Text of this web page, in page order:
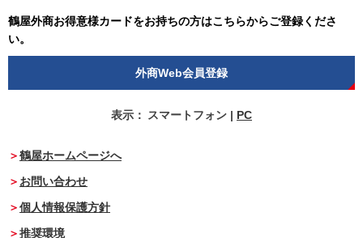
鶴屋外商お得意様カードをお持ちの方はこちらからご登録くださ
い。
外商Web会員登録
表示： スマートフォン | PC
鶴屋ホームページへ
お問い合わせ
個人情報保護方針
推奨環境